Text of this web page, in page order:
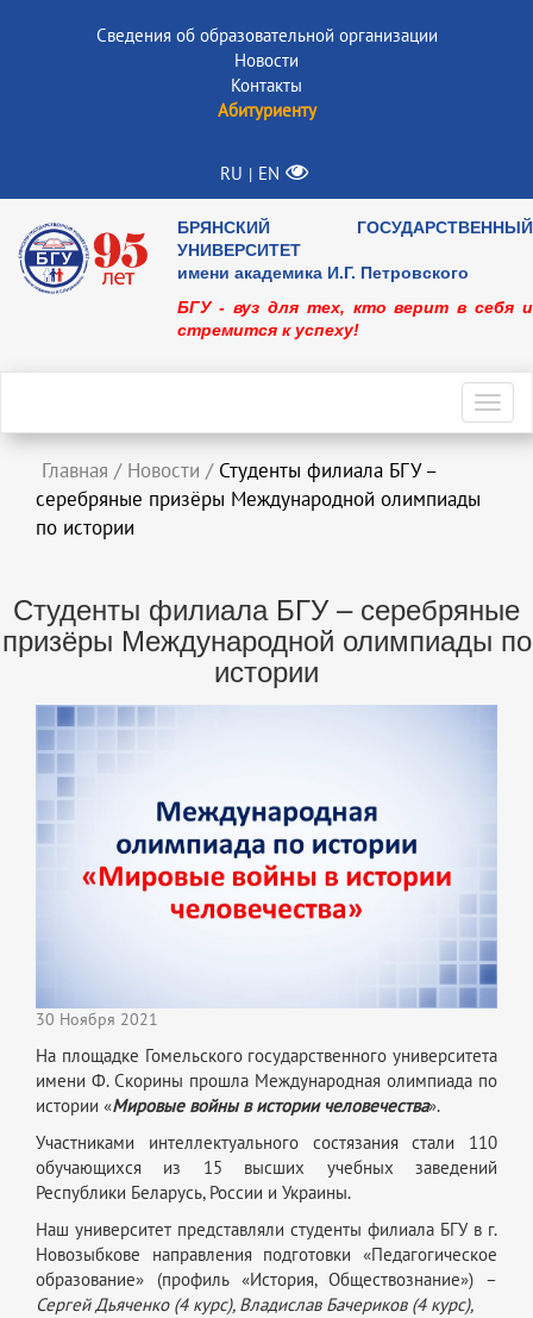
Сведения об образовательной организации
Новости
Контакты
Абитуриенту
RU | EN
БРЯНСКИЙ ГОСУДАРСТВЕННЫЙ
УНИВЕРСИТЕТ
имени академика И.Г. Петровского
БГУ - вуз для тех, кто верит в себя и
стремится к успеху!
Главная / Новости / Студенты филиала БГУ –
серебряные призёры Международной олимпиады
по истории
Студенты филиала БГУ – серебряные
призёры Международной олимпиады по
истории
30 Ноября 2021
На площадке Гомельского государственного университета
имени Ф. Скорины прошла Международная олимпиада по
истории «Мировые войны в истории человечества».
Участниками интеллектуального состязания стали 110
обучающихся из 15 высших учебных заведений
Республики Беларусь, России и Украины.
Наш университет представляли студенты филиала БГУ в г.
Новозыбкове направления подготовки «Педагогическое
образование» (профиль «История, Обществознание») –
Сергей Дьяченко (4 курс), Владислав Бачериков (4 курс),